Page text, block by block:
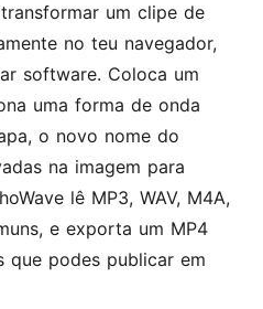
um clipe de
no teu navegador,
software. Coloca um
uma forma de onda
o novo nome do
na imagem para
lê MP3, WAV, M4A,
e exporta um MP4
que podes publicar em